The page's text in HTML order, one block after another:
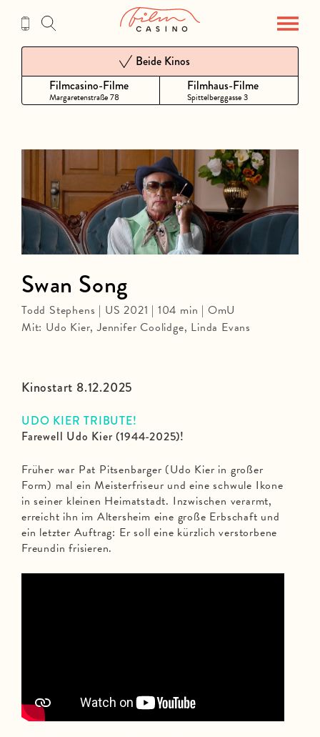
Inhalt
Filmcasino-Filme
Margaretenstraße 78
Beide Kinos
Filmhaus-Filme
Spittelberggasse 3
Kinostart 8.12.2025
UDO KIER TRIBUTE!
Farewell Udo Kier (1944-2025)!
Früher war Pat Pitsenbarger (Udo Kier in großer
Form) mal ein Meisterfriseur und eine schwule Ikone
in seiner kleinen Heimatstadt. Inzwischen verarmt,
erreicht ihn im Altersheim eine große Erbschaft und
ein letzter Auftrag: Er soll eine kürzlich verstorbene
Freundin frisieren.
Swan Song
Todd Stephens | US 2021 | 104 min | OmU
Mit: Udo Kier, Jennifer Coolidge, Linda Evans